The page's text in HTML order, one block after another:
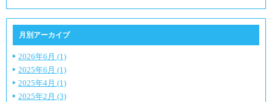
月別アーカイブ
2026年6月 (1)
2025年6月 (1)
2025年4月 (1)
2025年2月 (3)